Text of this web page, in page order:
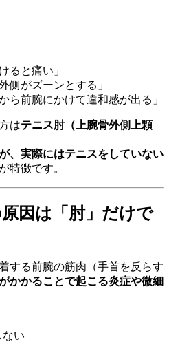
ると痛い」
側がズーンとする」
ら前腕にかけて違和感が出る」
はテニス肘（上腕骨外側上顆
、実際にはテニスをしていない
特徴です。
因は「肘」だけで
する前腕の筋肉（手首を反らす
かかることで起こる炎症や微細
ない